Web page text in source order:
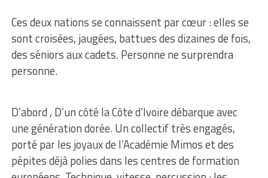
Ces deux nations se connaissent par cœur : elles se
sont croisées, jaugées, battues des dizaines de fois,
des séniors aux cadets. Personne ne surprendra
personne.
D’abord , D’un côté la Côte d’Ivoire débarque avec
une génération dorée. Un collectif très engagés,
porté par les joyaux de l’Académie Mimos et des
pépites déjà polies dans les centres de formation